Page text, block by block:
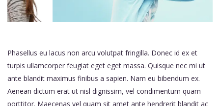
Phasellus eu lacus non arcu volutpat fringilla. Donec id ex et
turpis ullamcorper feugiat eget eget massa. Quisque nec mi ut
ante blandit maximus finibus a sapien. Nam eu bibendum ex.
Aenean dictum erat ut nisl dignissim, vel condimentum quam
porttitor. Maecenas vel quam sit amet ante hendrerit blandit ac